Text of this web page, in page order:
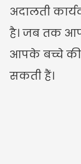
अदालती
है। जब तक
आपके बच्चे की
सकती हैं।